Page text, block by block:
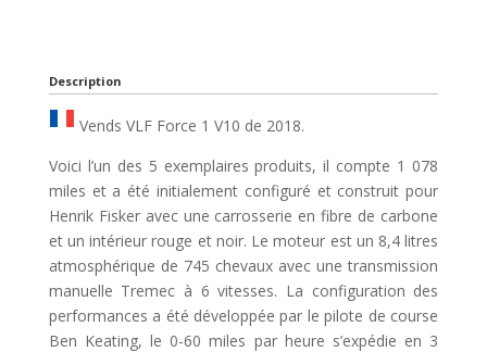
Description
Vends VLF Force 1 V10 de 2018.
Voici l’un des 5 exemplaires produits, il compte 1 078
miles et a été initialement configuré et construit pour
Henrik Fisker avec une carrosserie en fibre de carbone
et un intérieur rouge et noir. Le moteur est un 8,4 litres
atmosphérique de 745 chevaux avec une transmission
manuelle Tremec à 6 vitesses. La configuration des
performances a été développée par le pilote de course
Ben Keating, le 0-60 miles par heure s’expédie en 3